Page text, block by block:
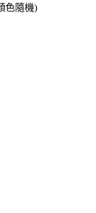
色隨機)